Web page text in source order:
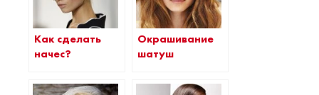
Как сделать
начес?
Окрашивание
шатуш